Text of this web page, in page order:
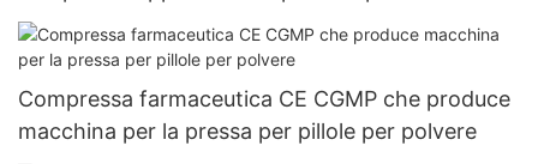
Candy
Compressa farmaceutica CE CGMP che produce
macchina per la pressa per pillole per polvere